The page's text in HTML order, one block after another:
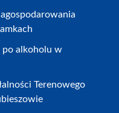
po alkoholu w
Terenowego